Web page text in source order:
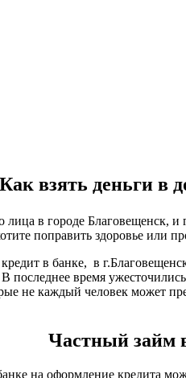
Как взять деньги в
лица в городе Благовещенск,
поправить здоровье или
в банке, в
последнее время
не каждый человек может
Частный займ
на оформление кредита